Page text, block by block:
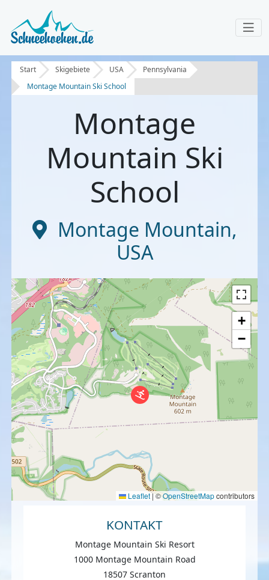
Start Skigebiete USA
Pennsylvania
Montage Mountain Ski School
Montage
Mountain Ski
School
Montage Mountain,
USA
+
−
Leaflet|©OpenStreetMapcontributors
KONTAKT
Montage Mountain Ski Resort
1000 Montage Mountain Road
18507 Scranton